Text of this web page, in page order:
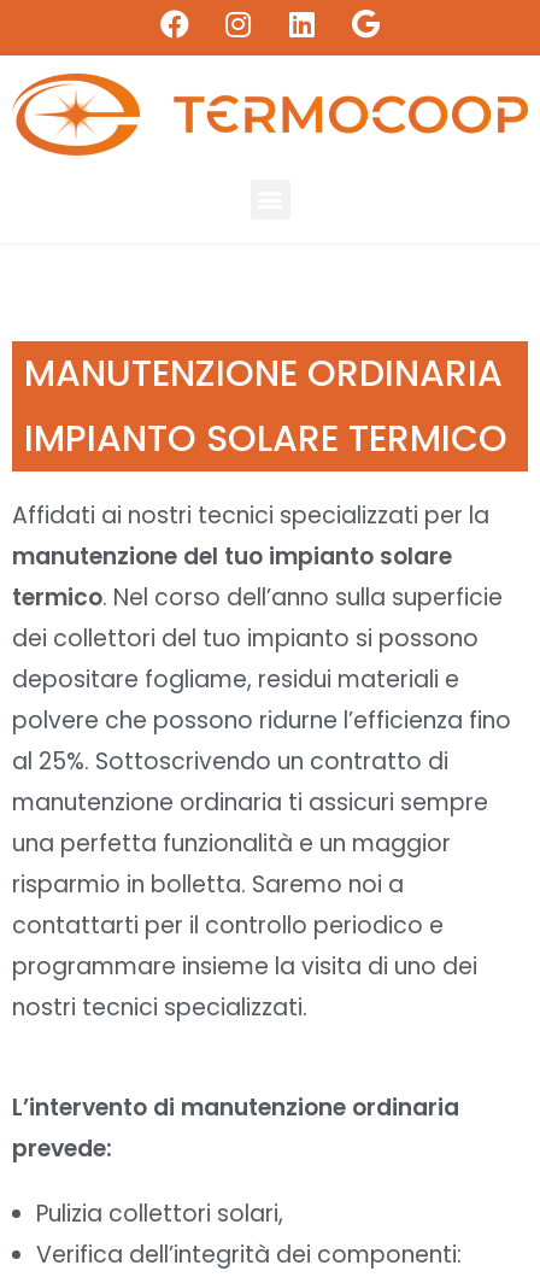
MANUTENZIONE ORDINARIA
IMPIANTO SOLARE TERMICO
Affidati ai nostri tecnici specializzati per la
manutenzione del tuo impianto solare
termico. Nel corso dell’anno sulla superficie
dei collettori del tuo impianto si possono
depositare fogliame, residui materiali e
polvere che possono ridurne l’efficienza fino
al 25%. Sottoscrivendo un contratto di
manutenzione ordinaria ti assicuri sempre
una perfetta funzionalità e un maggior
risparmio in bolletta. Saremo noi a
contattarti per il controllo periodico e
programmare insieme la visita di uno dei
nostri tecnici specializzati.
L’intervento di manutenzione ordinaria
prevede:
Pulizia collettori solari,
Verifica dell’integrità dei componenti: